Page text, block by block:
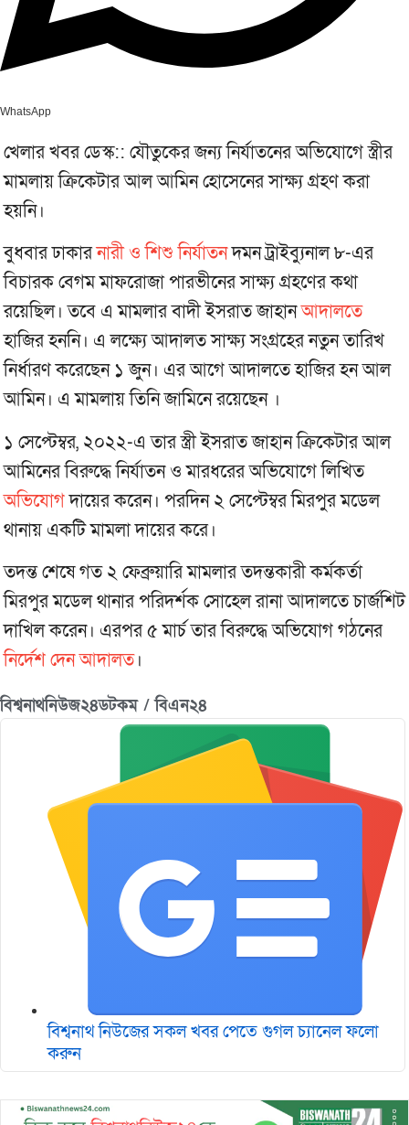
WhatsApp
খেলার খবর ডেস্ক:: যৌতুকের জন্য নির্যাতনের অভিযোগে স্ত্রীর
মামলায় ক্রিকেটার আল আমিন হোসেনের সাক্ষ্য গ্রহণ করা
হয়নি।
বুধবার ঢাকারনারী ও শিশু নির্যাতনদমন ট্রাইব্যুনাল ৮-এর
বিচারক বেগম মাফরোজা পারভীনের সাক্ষ্য গ্রহণের কথা
রয়েছিল। তবে এ মামলার বাদী ইসরাত জাহানআদালতে
হাজির হননি। এ লক্ষ্যে আদালত সাক্ষ্য সংগ্রহের নতুন তারিখ
নির্ধারণ করেছেন ১ জুন। এর আগে আদালতে হাজির হন আল
আমিন। এ মামলায় তিনি জামিনে রয়েছেন ।
১ সেপ্টেম্বর, ২০২২-এ তার স্ত্রী ইসরাত জাহান ক্রিকেটার আল
আমিনের বিরুদ্ধে নির্যাতন ও মারধরের অভিযোগে লিখিত
অভিযোগদায়ের করেন। পরদিন ২ সেপ্টেম্বর মিরপুর মডেল
থানায় একটি মামলা দায়ের করে।
তদন্ত শেষে গত ২ ফেব্রুয়ারি মামলার তদন্তকারী কর্মকর্তা
মিরপুর মডেল থানার পরিদর্শক সোহেল রানা আদালতে চার্জশিট
দাখিল করেন। এরপর ৫ মার্চ তার বিরুদ্ধে অভিযোগ গঠনের
নির্দেশ দেন আদালত।
বিশ্বনাথনিউজ২৪ডটকম / বিএন২৪
বিশ্বনাথ নিউজের সকল খবর পেতে গুগল চ‌্যানেল ফলো
করুন